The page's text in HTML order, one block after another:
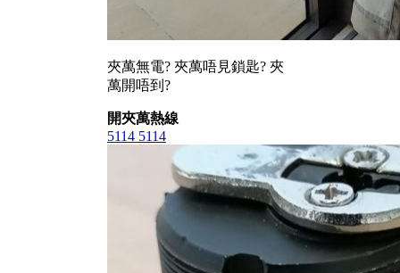
夾萬無電? 夾萬唔見鎖匙? 夾
萬開唔到?
開夾萬熱線
5114 5114